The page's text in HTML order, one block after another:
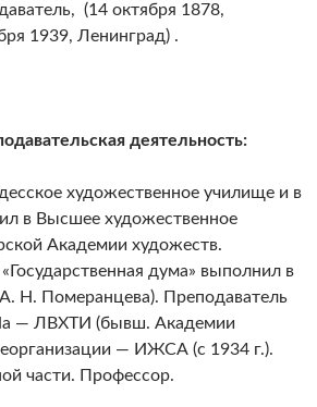
(14 октября 1878,
1939, Ленинград) .
деятельность:
художественное училище и в
в Высшее художественное
Академии художеств.
дума» выполнил в
А. Н. Померанцева). Преподаватель
— ЛВХТИ (бывш. Академии
— ИЖСА (с 1934 г.).
части. Профессор.